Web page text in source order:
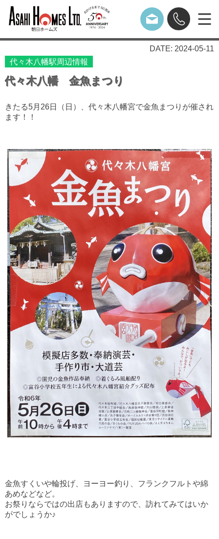
DATE: 2024-05-11
代々木八幡駅周辺情報
代々木八幡 金魚まつり
きたる5月26日（日）、代々木八幡宮で金魚まつりが催され
ます！！
金魚すくいや輪投げ、ヨーヨー釣り、フランクフルトや綿
あめなどなど。
お祭りならではの出店もありますので、訪れてみてはいか
がでしょうか♪